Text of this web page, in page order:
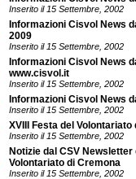
Inserito il 15 Settembre, 2002
Informazioni Cisvol News
2009
Inserito il 15 Settembre, 2002
Informazioni Cisvol News
www.cisvol.it
Inserito il 15 Settembre, 2002
Informazioni Cisvol News
Inserito il 15 Settembre, 2002
XVIII Festa del
Inserito il 15 Settembre, 2002
Notizie dal CSV
Volontariato di Cremona
Inserito il 15 Settembre, 2002